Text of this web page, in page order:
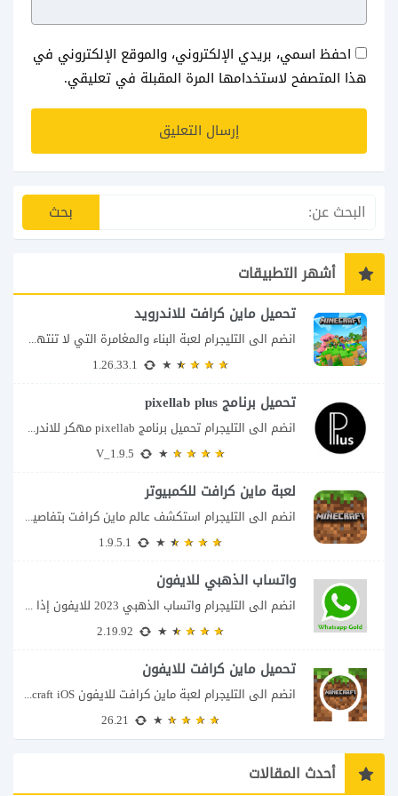
احفظ اسمي، بريدي الإلكتروني، والموقع الإلكتروني في
هذا المتصفح لاستخدامها المرة المقبلة في تعليقي.
أشهر التطبيقات
تحميل ماين كرافت للاندرويد
انضم الى التليجرام لعبة البناء والمغامرة التي لا تنتهي Minecraft إذا كنت تبحث عن...
تحميل برنامج pixellab plus
انضم الى التليجرام تحميل برنامج pixellab مهكر للاندرويد يعتبر تطبيق بيكسلاب من اشهر تطبيقات...
لعبة ماين كرافت للكمبيوتر
انضم الى التليجرام استكشف عالم ماين كرافت بتفاصيل مذهلة 🌟 هل أنت مستعد لمغامرة...
واتساب الذهبي للايفون
انضم الى التليجرام واتساب الذهبي 2023 للايفون إذا كنت تبحث عن واتساب الذهبي للايفون...
تحميل ماين كرافت للايفون
انضم الى التليجرام لعبة ماين كرافت للايفون Minecraft iOS تُعد لعبة Minecraft واحدة من...
أحدث المقالات